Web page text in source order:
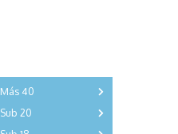
Más 40
Sub 20